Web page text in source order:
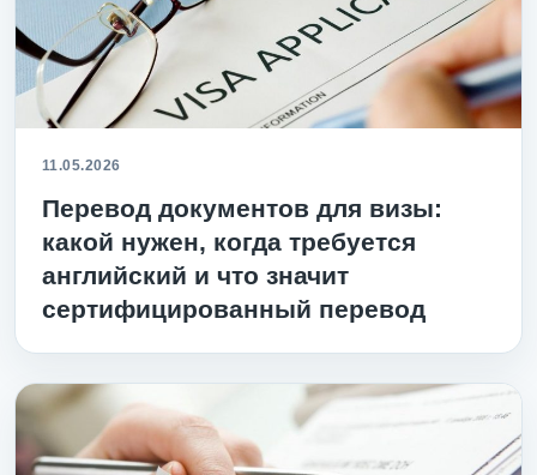
11.05.2026
Перевод документов для визы:
какой нужен, когда требуется
английский и что значит
сертифицированный перевод